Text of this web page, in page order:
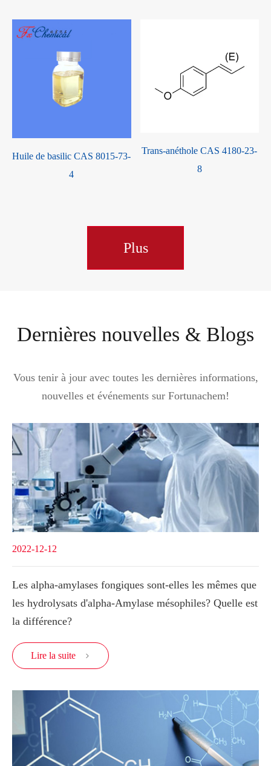
Huile de basilic CAS 8015-73-
4
Trans-anéthole CAS 4180-23-
8
Plus
Dernières nouvelles & Blogs
Vous tenir à jour avec toutes les dernières informations,
nouvelles et événements sur Fortunachem!
2022-12-12
Les alpha-amylases fongiques sont-elles les mêmes que
les hydrolysats d'alpha-Amylase mésophiles? Quelle est
la différence?
Lire la suite 